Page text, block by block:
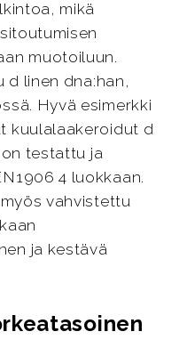
mikä
muotoiluun.
d linen dna:han,
Hyvä esimerkki
kuulalaakeroidut d
testattu ja
4 luokkaan.
vahvistettu
ja kestävä